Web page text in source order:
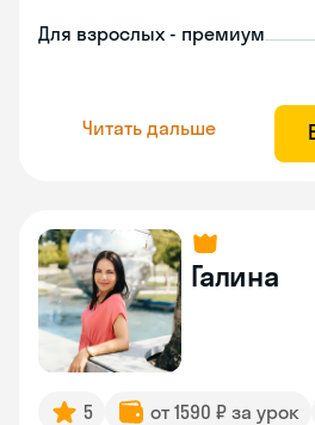
Для взрослых - премиум
Читать дальше
Галина
5 от 1590 ₽ за урок